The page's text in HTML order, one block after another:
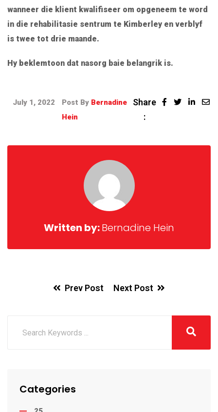
wanneer die klient kwalifiseer om opgeneem te word
in die rehabilitasie sentrum te Kimberley en verblyf
is twee tot drie maande.
Hy beklemtoon dat nasorg baie belangrik is.
July 1, 2022 Post By Bernadine
Hein
Share
:
Written by:Bernadine Hein
Prev Post Next Post
Categories